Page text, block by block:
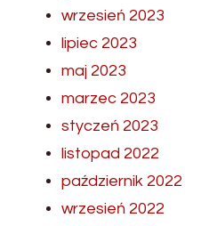
wrzesień 2023
lipiec 2023
maj 2023
marzec 2023
styczeń 2023
listopad 2022
październik 2022
wrzesień 2022